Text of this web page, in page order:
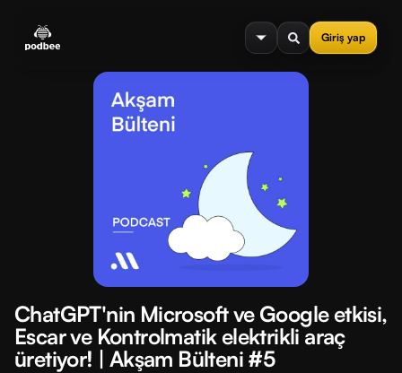
Giriş yap
menu
ChatGPT'nin Microsoft ve Google etkisi,
Escar ve Kontrolmatik elektrikli araç
üretiyor! | Akşam Bülteni #5